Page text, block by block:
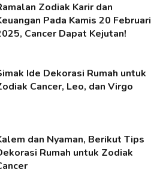
Zodiak Karir dan
Pada Kamis 20 Februari
Cancer Dapat Kejutan!
Ide Dekorasi Rumah untuk
Cancer, Leo, dan Virgo
dan Nyaman, Berikut Tips
Rumah untuk Zodiak